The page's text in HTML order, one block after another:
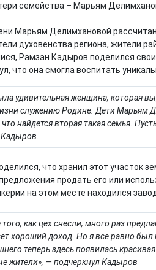
семейства – Марьям
Марьям Делимхановой
духовенства региона, жители
Рамзан Кадыров поделился
что она смогла воспитать
удивительная женщина, которая
служению Родине. Дети Марьям
найдется вторая такая семья.
что хранил этот участок
продать его или
на этом месте находился
как цех снесли, много раз
хороший доход. Но я все равно был
теперь здесь появилась
жители», — подчеркнул Кадыров